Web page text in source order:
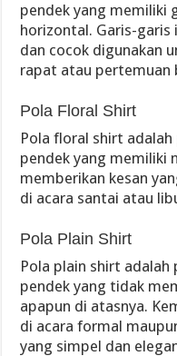
pendek yang memiliki
horizontal. Garis-garis
dan cocok digunakan
rapat atau pertemuan
Pola Floral Shirt
Pola floral shirt
pendek yang memiliki
memberikan kesan
di acara santai atau
Pola Plain Shirt
Pola plain shirt adalah
pendek yang tidak
apapun di atasnya.
di acara formal
yang simpel dan